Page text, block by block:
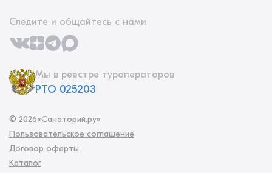
Следите и общайтесь с нами
Мы в реестре туроператоров
РТО 025203
© 2026«Санаторий.ру»
Пользовательское соглашение
Договор оферты
Каталог